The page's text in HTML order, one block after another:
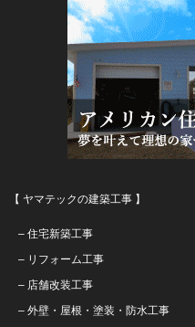
【 ヤマテックの建築工事 】
– 住宅新築工事
– リフォーム工事
– 店舗改装工事
– 外壁・屋根・塗装・防水工事